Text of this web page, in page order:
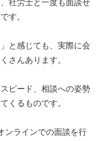
社労士と一度も面談せ
す。
と感じても、実際に会
さんあります。
ピード、相談への姿勢
くるものです。
ンラインでの面談を行